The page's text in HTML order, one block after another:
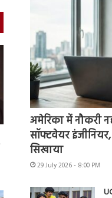
अमेरिका में नौकरी
सॉफ्टवेयर
सिखाया
29 July 2026 - 8:00 PM